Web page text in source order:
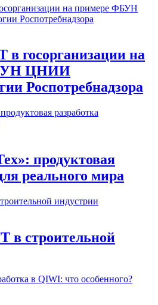
в госорганизации на
ЦНИИ
Роспотребнадзора
продуктовая
реального мира
в строительной